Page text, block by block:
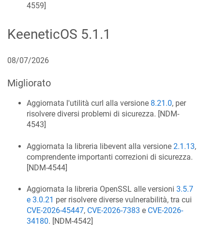
4559]
KeeneticOS 5.1.1
08/07/2026
Migliorato
Aggiornata l'utilità curl alla versione 8.21.0, per
risolvere diversi problemi di sicurezza. [NDM-
4543]
Aggiornata la libreria libevent alla versione 2.1.13,
comprendente importanti correzioni di sicurezza.
[NDM-4544]
Aggiornata la libreria OpenSSL alle versioni 3.5.7
e 3.0.21 per risolvere diverse vulnerabilità, tra cui
CVE-2026-45447, CVE-2026-7383 e CVE-2026-
34180. [NDM-4542]